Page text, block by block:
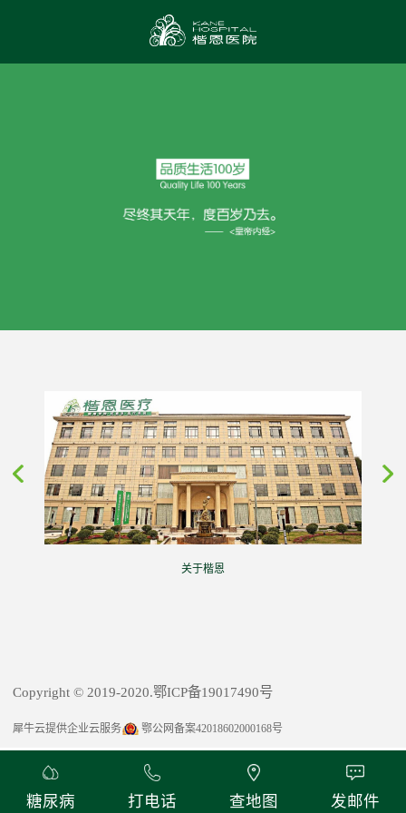
关于楷恩
Copyright © 2019-2020.鄂ICP备19017490号
犀牛云提供企业云服务 鄂公网备案42018602000168号
糖尿病 打电话 查地图 发邮件